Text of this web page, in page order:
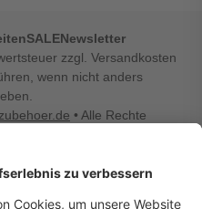
SALENewsletter
zzgl. Versandkosten
wenn nicht anders
• Alle Rechte
Qualität für Ihr Office
passenden Druckerzubehör